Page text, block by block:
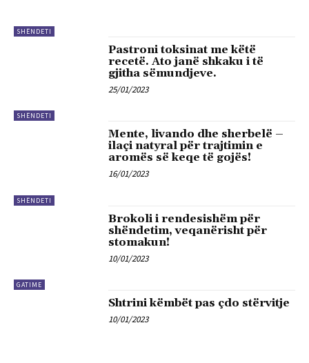
SHËNDETI
SHËNDETI
Pastroni toksinat me këtë
recetë. Ato janë shkaku i të
gjitha sëmundjeve.
25/01/2023
SHËNDETI
Mente, livando dhe sherbelë –
ilaçi natyral për trajtimin e
aromës së keqe të gojës!
16/01/2023
GATIME
Brokoli i rendesishëm për
shëndetim, veqanërisht për
stomakun!
10/01/2023
Shtrini këmbët pas çdo stërvitje
10/01/2023